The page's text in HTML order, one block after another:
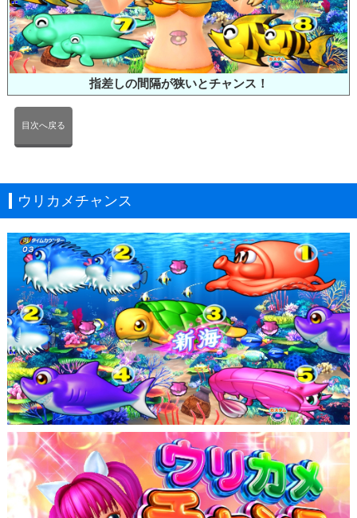
指差しの間隔が狭いとチャンス！
目次へ戻る
ウリカメチャンス